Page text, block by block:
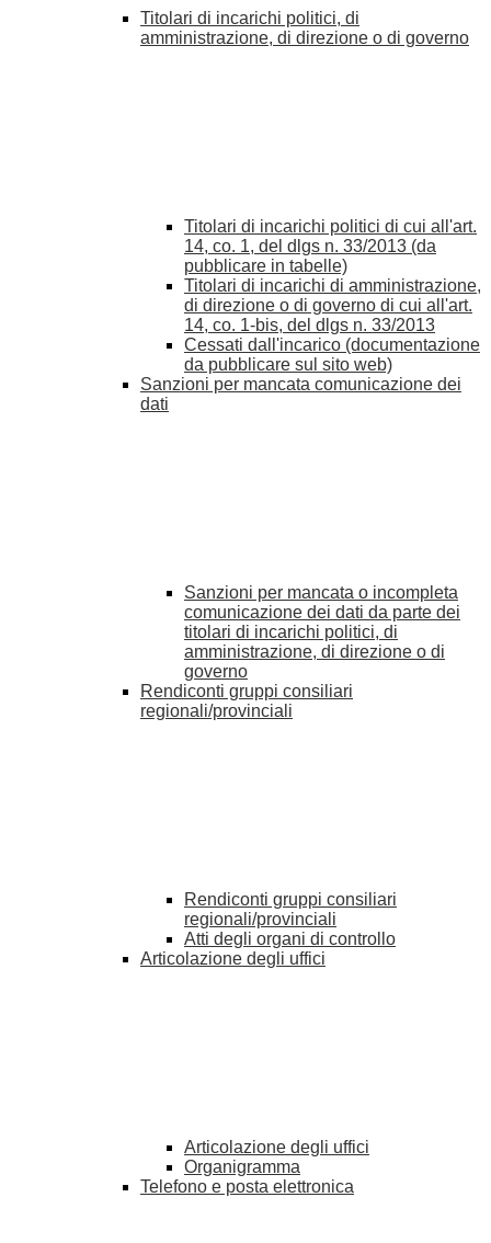
Titolari di incarichi politici, di
amministrazione, di direzione o di governo
Titolari di incarichi politici di cui all'art.
14, co. 1, del dlgs n. 33/2013 (da
pubblicare in tabelle)
Titolari di incarichi di amministrazione,
di direzione o di governo di cui all'art.
14, co. 1-bis, del dlgs n. 33/2013
Cessati dall'incarico (documentazione
da pubblicare sul sito web)
Sanzioni per mancata comunicazione dei
dati
Sanzioni per mancata o incompleta
comunicazione dei dati da parte dei
titolari di incarichi politici, di
amministrazione, di direzione o di
governo
Rendiconti gruppi consiliari
regionali/provinciali
Rendiconti gruppi consiliari
regionali/provinciali
Atti degli organi di controllo
Articolazione degli uffici
Articolazione degli uffici
Organigramma
Telefono e posta elettronica